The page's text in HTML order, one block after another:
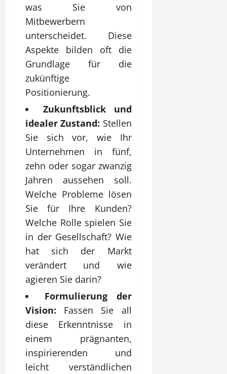
was Sie von
Mitbewerbern
unterscheidet. Diese
Aspekte bilden oft die
Grundlage für die
zukünftige
Positionierung.
Zukunftsblick und
idealer Zustand: Stellen
Sie sich vor, wie Ihr
Unternehmen in fünf,
zehn oder sogar zwanzig
Jahren aussehen soll.
Welche Probleme lösen
Sie für Ihre Kunden?
Welche Rolle spielen Sie
in der Gesellschaft? Wie
hat sich der Markt
verändert und wie
agieren Sie darin?
Formulierung der
Vision: Fassen Sie all
diese Erkenntnisse in
einem prägnanten,
inspirierenden und
leicht verständlichen